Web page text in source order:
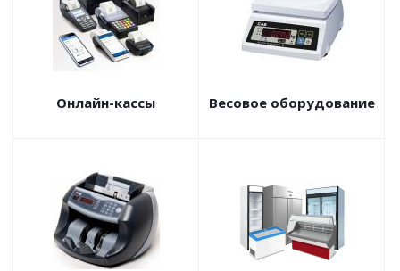
Онлайн-кассы Весовое оборудование